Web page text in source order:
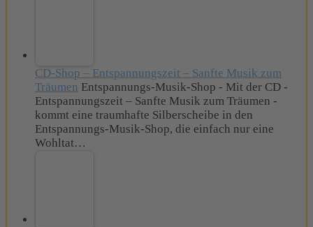
CD-Shop – Entspannungszeit – Sanfte Musik zum
Träumen Entspannungs-Musik-Shop - Mit der CD -
Entspannungszeit – Sanfte Musik zum Träumen -
kommt eine traumhafte Silberscheibe in den
Entspannungs-Musik-Shop, die einfach nur eine
Wohltat…